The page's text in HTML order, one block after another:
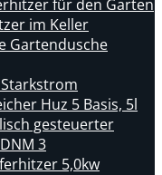
für den Garten
im Keller
Gartendusche
Huz 5 Basis, 5l
gesteuerter
3
5,0kw